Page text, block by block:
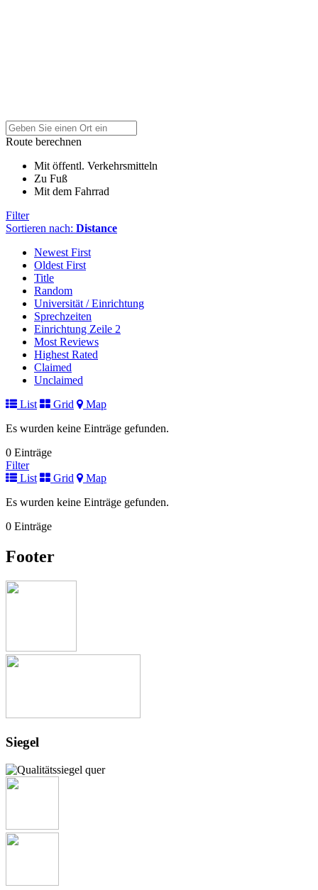
Route berechnen
Mit öffentl. Verkehrsmitteln
Zu Fuß
Mit dem Fahrrad
Filter
Sortieren nach: Distance
Newest First
Oldest First
Title
Random
Universität / Einrichtung
Sprechzeiten
Einrichtung Zeile 2
Most Reviews
Highest Rated
Claimed
Unclaimed
List
Grid
Map
Es wurden keine Einträge gefunden.
0 Einträge
Filter
List
Grid
Map
Es wurden keine Einträge gefunden.
0 Einträge
Footer
Siegel